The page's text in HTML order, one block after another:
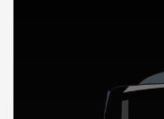
DÉCOUVREZ